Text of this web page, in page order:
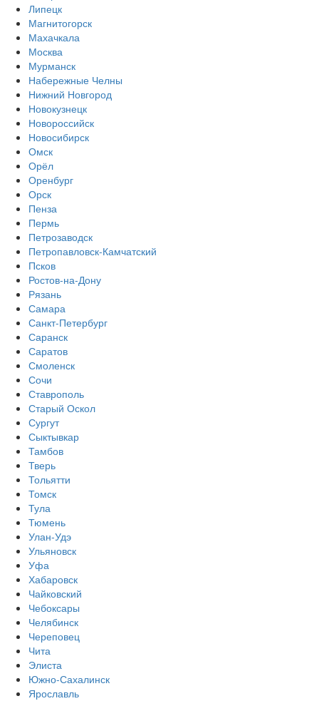
Липецк
Магнитогорск
Махачкала
Москва
Мурманск
Набережные Челны
Нижний Новгород
Новокузнецк
Новороссийск
Новосибирск
Омск
Орёл
Оренбург
Орск
Пенза
Пермь
Петрозаводск
Петропавловск-Камчатский
Псков
Ростов-на-Дону
Рязань
Самара
Санкт-Петербург
Саранск
Саратов
Смоленск
Сочи
Ставрополь
Старый Оскол
Сургут
Сыктывкар
Тамбов
Тверь
Тольятти
Томск
Тула
Тюмень
Улан-Удэ
Ульяновск
Уфа
Хабаровск
Чайковский
Чебоксары
Челябинск
Череповец
Чита
Элиста
Южно-Сахалинск
Ярославль